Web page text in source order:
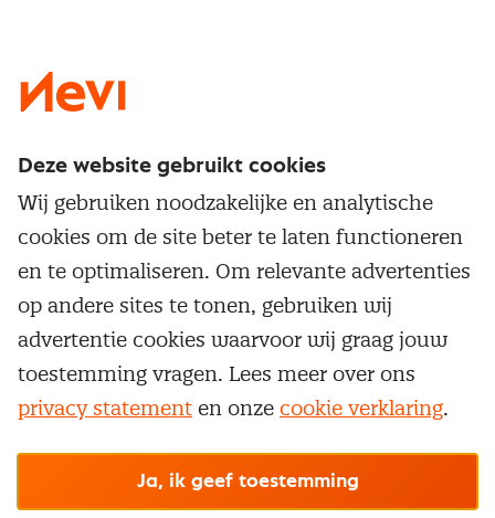
Service & contact
Over inkoop
Netwerk en communities
Aanmelden nieuwsbrief
Word lid van Nevi
Inkoop vacatures
Opzeggen lidmaatschap
Populaire thema's
Aanbesteden
Contractmanagement
Kostenmanagement
Onderhandelen
Supply management
Opleidingen en trainingen
Trainingen
Opleidingen
Maatwerk
Vrijstellingen
Cookievoorkeuren beherenOnzealgemene
© Nevi.nl
Deze website gebruikt cookies
Wij gebruiken noodzakelijke en analytische
cookies om de site beter te laten functioneren
en te optimaliseren. Om relevante advertenties
op andere sites te tonen, gebruiken wij
advertentie cookies waarvoor wij graag jouw
toestemming vragen. Lees meer over ons
privacy statement en onze cookie verklaring.
Ja, ik geef toestemming